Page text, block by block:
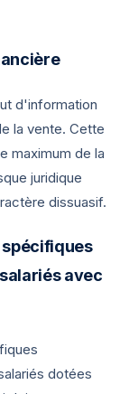
d'information
la vente. Cette
maximum de la
juridique
dissuasif.
avec
dotées